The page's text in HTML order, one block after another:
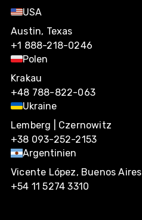
USA
Austin, Texas
+1 888-218-0246
Polen
Krakau
+48 788-822-063
Ukraine
Lemberg | Czernowitz
+38 093-252-2153
Argentinien
Vicente López, Buenos Aires
+54 11 5274 3310